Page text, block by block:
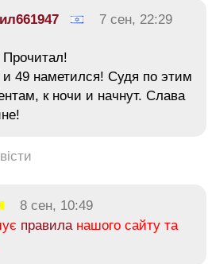
7 сен, 22:29
и 49 наметился! Судя по этим
к ночи и начнут. Слава
8 сен, 10:49
правиланашого сайту та